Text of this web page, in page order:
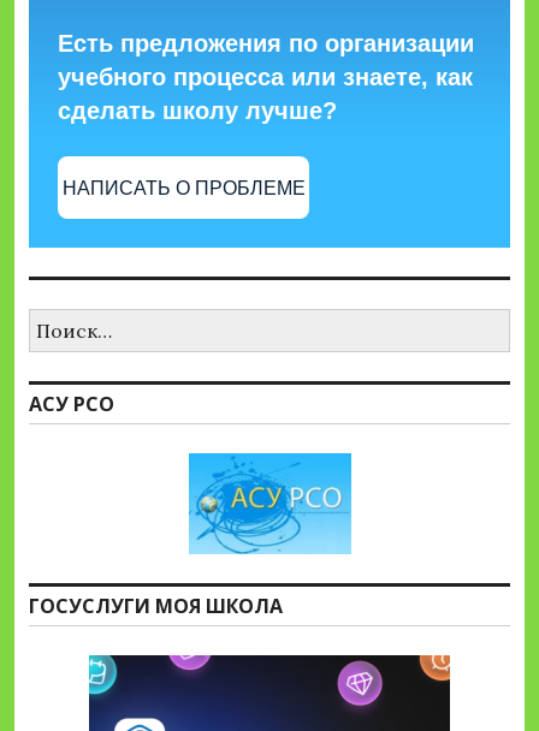
Есть предложения по организации
учебного процесса или знаете, как
сделать школу лучше?
НАПИСАТЬ О ПРОБЛЕМЕ
АСУ РСО
ГОСУСЛУГИ МОЯ ШКОЛА